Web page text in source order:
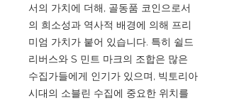
서의 가치에 더해, 골동품 코인으로서
의 희소성과 역사적 배경에 의해 프리
미엄 가치가 붙어 있습니다. 특히 쉴드
리버스와 S 민트 마크의 조합은 많은
수집가들에게 인기가 있으며, 빅토리아
시대의 소블린 수집에 중요한 위치를